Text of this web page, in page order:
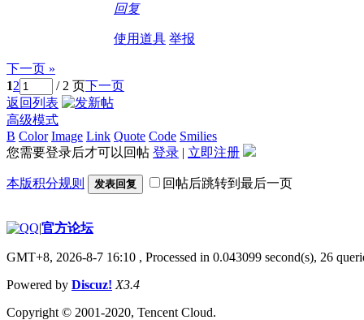
回复
使用道具 举报
下一页 »
12 / 2 页下一页
返回列表
高级模式
B Color Image Link Quote Code Smilies
您需要登录后才可以回帖 登录 | 立即注册
本版积分规则 发表回复 回帖后跳转到最后一页
|官方论坛
GMT+8, 2026-8-7 16:10 , Processed in 0.043099 second(s), 26
Powered by Discuz! X3.4
Copyright © 2001-2020, Tencent Cloud.